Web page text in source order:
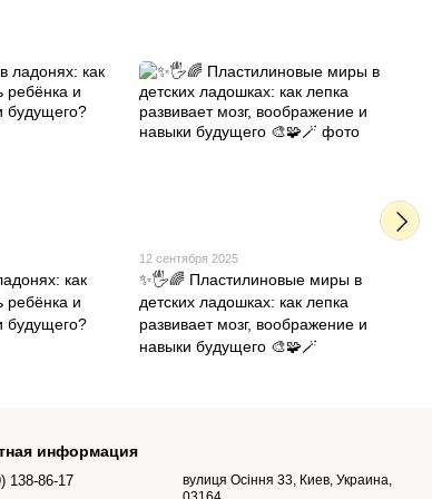
как
ребёнка и
будущего?
12 сентября 2025
✨🖐️🌈 Пластилиновые миры в
детских ладошках: как лепка
развивает мозг, воображение и
навыки будущего 🎨🧩🪄
информация
138-86-17
вулиця Осіння 33, Киев, Украина,